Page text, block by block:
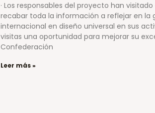
· Los responsables del proyecto han
recabar toda la información a reflejar en la
internacional en diseño universal en sus
visitas una oportunidad para mejorar su
Confederación
Leer más »